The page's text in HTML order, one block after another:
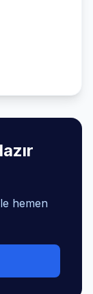
hemen